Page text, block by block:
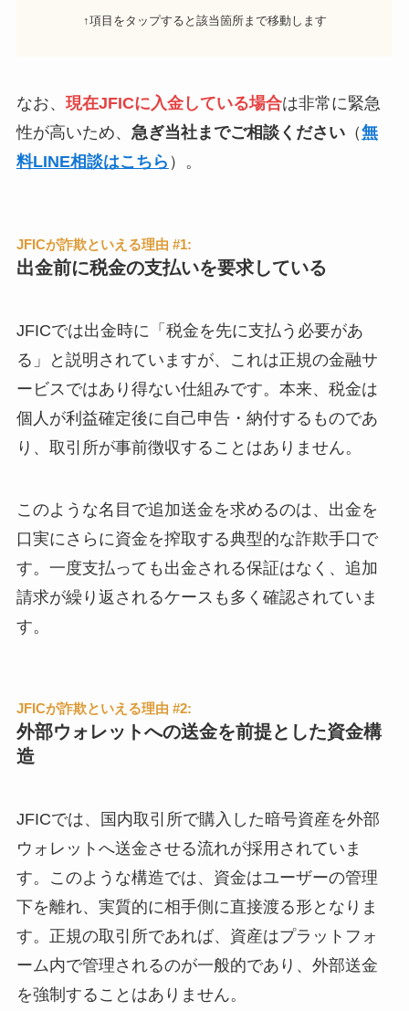
↑項目をタップすると該当箇所まで移動します
なお、 現在JFICに入金している場合は非常に緊急
性が高いため、 急ぎ当社までご相談ください（無
料LINE相談はこちら ）。
JFICが詐欺といえる理由 #1:
出金前に税金の支払いを要求している
JFICでは出金時に「税金を先に支払う必要があ
る」と説明されていますが、これは正規の金融サ
ービスではあり得ない仕組みです。本来、税金は
個人が利益確定後に自己申告・納付するものであ
り、取引所が事前徴収することはありません。
このような名目で追加送金を求めるのは、出金を
口実にさらに資金を搾取する典型的な詐欺手口で
す。一度支払っても出金される保証はなく、追加
請求が繰り返されるケースも多く確認されていま
す。
JFICが詐欺といえる理由 #2:
外部ウォレットへの送金を前提とした資金構
造
JFICでは、国内取引所で購入した暗号資産を外部
ウォレットへ送金させる流れが採用されていま
す。このような構造では、資金はユーザーの管理
下を離れ、実質的に相手側に直接渡る形となりま
す。正規の取引所であれば、資産はプラットフォ
ーム内で管理されるのが一般的であり、外部送金
を強制することはありません。